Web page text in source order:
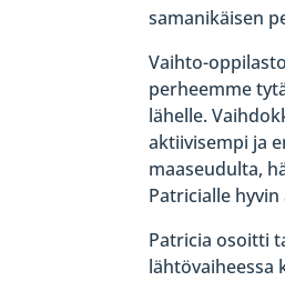
samanikäisen
Vaihto-
perheemme
lähelle.
aktiivisempi ja
maaseudulta,
Patricialle
Patricia osoitti
lähtövaiheessa